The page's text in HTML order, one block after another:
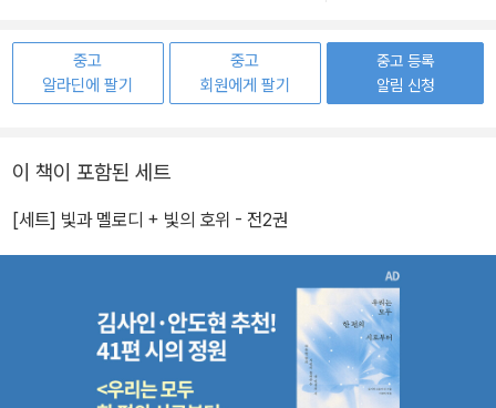
중고
알라딘에 팔기
중고
회원에게 팔기
중고 등록
알림 신청
이 책이 포함된 세트
[세트] 빛과 멜로디 + 빛의 호위 - 전2권